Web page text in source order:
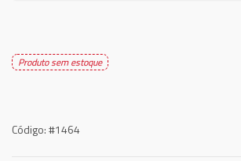
Produto sem estoque
Código:#1464